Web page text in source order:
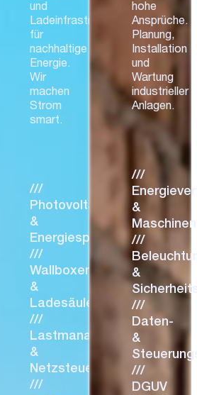
und
Ladeinfrastruktur
für
nachhaltige
Energie.
Wir
machen
Strom
smart.
///
Photovoltaikanlagen
&
Energiespeicher
///
Wallboxen
&
Ladesäulen
///
Lastmanagement
&
Netzsteuerung
///
hohe
Ansprüche.
Planung,
Installation
und
Wartung
industrieller
Anlagen.
///
&
///
&
///
Daten-
&
///
DGUV